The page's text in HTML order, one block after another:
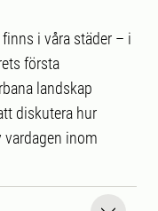
i våra städer – i
första
landskap
diskutera hur
vardagen inom